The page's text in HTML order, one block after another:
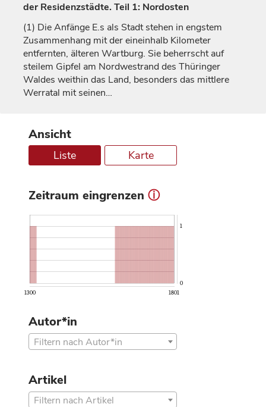
der Residenzstädte. Teil 1: Nordosten
(1) Die Anfänge E.s als Stadt stehen in engstem
Zusammenhang mit der eineinhalb Kilometer
entfernten, älteren Wartburg. Sie beherrscht auf
steilem Gipfel am Nordwestrand des Thüringer
Waldes weithin das Land, besonders das mittlere
Werratal mit seinen…
Ansicht
Liste Karte
Zeitraum eingrenzen ⓘ
1300 1801
0
1
Autor*in
Filtern nach Autor*in
Artikel
Filtern nach Artikel